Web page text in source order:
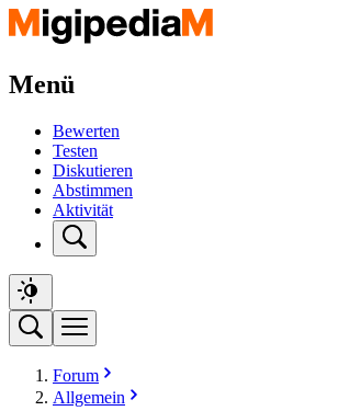
Menü
Bewerten
Testen
Diskutieren
Abstimmen
Aktivität
Forum
Allgemein